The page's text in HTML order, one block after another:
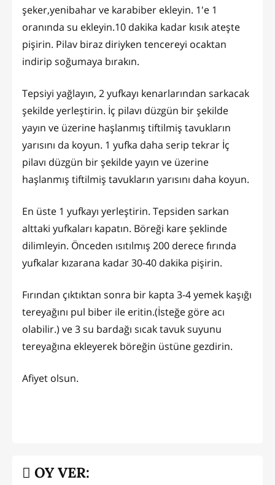
şeker,yenibahar ve karabiber ekleyin. 1'e 1
oranında su ekleyin.10 dakika kadar kısık ateşte
pişirin. Pilav biraz diriyken tencereyi ocaktan
indirip soğumaya bırakın.
Tepsiyi yağlayın, 2 yufkayı kenarlarından sarkacak
şekilde yerleştirin. İç pilavı düzgün bir şekilde
yayın ve üzerine haşlanmış tiftilmiş tavukların
yarısını da koyun. 1 yufka daha serip tekrar İç
pilavı düzgün bir şekilde yayın ve üzerine
haşlanmış tiftilmiş tavukların yarısını daha koyun.
En üste 1 yufkayı yerleştirin. Tepsiden sarkan
alttaki yufkaları kapatın. Böreği kare şeklinde
dilimleyin. Önceden ısıtılmış 200 derece fırında
yufkalar kızarana kadar 30-40 dakika pişirin.
Fırından çıktıktan sonra bir kapta 3-4 yemek kaşığı
tereyağını pul biber ile eritin.(İsteğe göre acı
olabilir.) ve 3 su bardağı sıcak tavuk suyunu
tereyağına ekleyerek böreğin üstüne gezdirin.
Afiyet olsun.
OY VER: